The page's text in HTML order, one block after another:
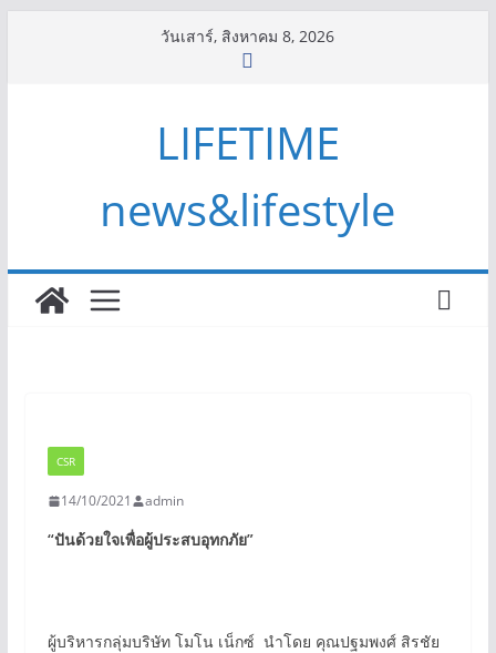
วันเสาร์, สิงหาคม 8, 2026
LIFETIME
news&lifestyle
CSR
14/10/2021 admin
“ปันด้วยใจเพื่อผู้ประสบอุทกภัย”
ผู้บริหารกลุ่มบริษัท โมโน เน็กซ์ นำโดย คุณปฐมพงศ์ สิรชัย